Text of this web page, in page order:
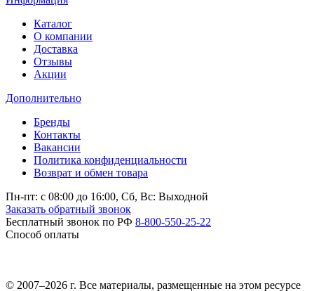
Каталог
О компании
Доставка
Отзывы
Акции
Дополнительно
Бренды
Контакты
Вакансии
Политика конфиденциальности
Возврат и обмен товара
Пн-пт: c 08:00 до 16:00, Сб, Вс: Выходной
Заказать обратный звонок
Бесплатный звонок по РФ 8-800-550-25-22
Способ оплаты
© 2007–2026 г. Все материалы, размещенные на этом ресурсе